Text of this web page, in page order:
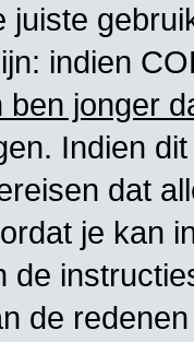
juiste
indien
jonger
Indien
dat
je kan
de
de